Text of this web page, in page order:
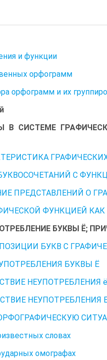
и функции
орфограмм
орфограмм и их
В СИСТЕМЕ
С
ПРЕДСТАВЛЕНИЙ О
ФУНКЦИЕЙ
БУКВЫ Ё;
БУКВ С
БУКВЫ Ё
НЕУПОТРЕБЛЕНИЯ ё
НЕУПОТРЕБЛЕНИЯ
словах
омографах